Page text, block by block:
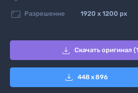
 Разрешение 1920 x 1200 px
 Скачать оригинал
 448 x896